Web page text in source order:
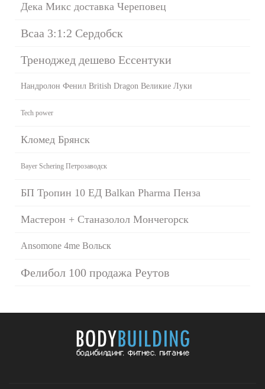
Дека Микс доставка Череповец
Bcaa 3:1:2 Сердобск
Треноджед дешево Ессентуки
Нандролон Фенил British Dragon Великие Луки
Tech power
Кломед Брянск
Bayer Schering Петрозаводск
БП Тропин 10 ЕД Balkan Pharma Пенза
Мастерон + Станазолол Мончегорск
Ansomone 4me Вольск
Фелибол 100 продажа Реутов